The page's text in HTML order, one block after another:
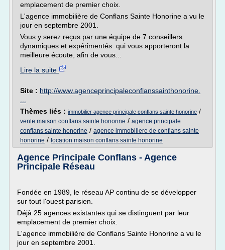
emplacement de premier choix.
L'agence immobilière de Conflans Sainte Honorine a vu le
jour en septembre 2001.
Vous y serez reçus par une équipe de 7 conseillers
dynamiques et expérimentés qui vous apporteront la
meilleure écoute, afin de vous...
Lire la suite
Site : http://www.agenceprincipaleconflanssainthonorine.
Thèmes liés : immobilier agence principale conflans sainte honorine /
vente maison conflans sainte honorine / agence principale
conflans sainte honorine / agence immobiliere de conflans sainte
honorine / location maison conflans sainte honorine
Agence Principale Conflans - Agence
Principale Réseau
Fondée en 1989, le réseau AP continu de se développer
sur tout l'ouest parisien.
Déjà 25 agences existantes qui se distinguent par leur
emplacement de premier choix.
L'agence immobilière de Conflans Sainte Honorine a vu le
jour en septembre 2001.